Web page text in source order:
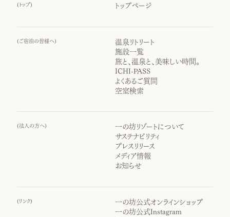
( トップ) トップページ
( ご宿泊の皆様へ)
温泉リトリート
施設一覧
旅と、温泉と、美味しい時間。
ICHI-PASS
よくあるご質問
空室検索
(法人の方へ)
一の坊リゾートについて
サステナビリティ
プレスリリース
メディア情報
お知らせ
( リンク)
一の坊公式オンラインショップ
一の坊公式Instagram